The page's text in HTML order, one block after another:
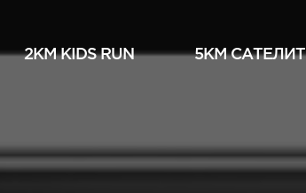
2KM KIDS RUN 5KM САТЕЛИТ